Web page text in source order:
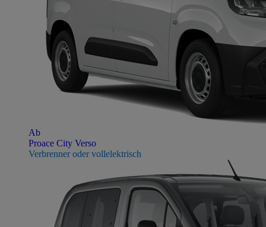
Ab
Proace City Verso
Verbrenner oder vollelektrisch